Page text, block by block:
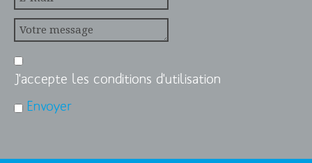
J'accepte les conditions d'utilisation
Envoyer